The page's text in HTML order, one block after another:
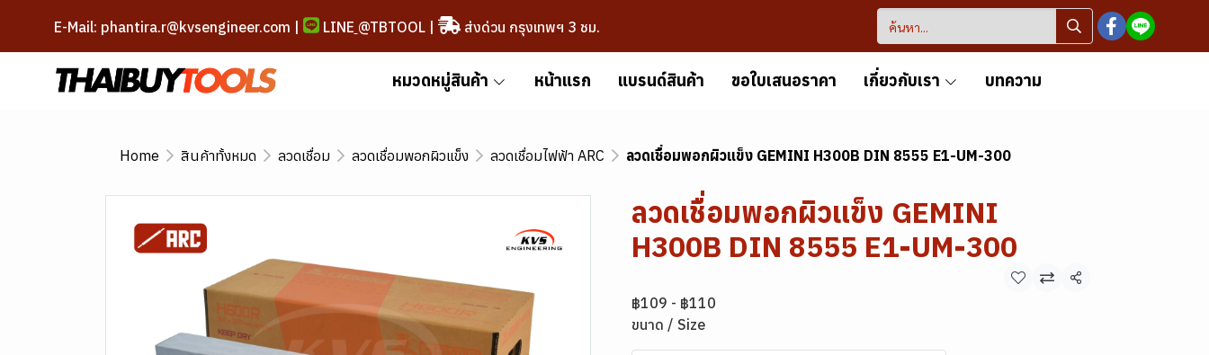
E-Mail: phantira.r@kvsengineer.com | LINE @TBTOOL| ส่งด่วน กรุงเทพฯ 3 ชม.
หมวดหมู่สินค้า หน้าแรก แบรนด์สินค้า ขอใบเสนอราคา เกี่ยวกับเรา บทความ
Home สินค้าทั้งหมด ลวดเชื่อม ลวดเชื่อมพอกผิวแข็ง ลวดเชื่อมไฟฟ้า ARC ลวดเชื่อมพอกผิวแข็ง GEMINI H300B DIN 8555 E1-UM-300
ลวดเชื่อมพอกผิวแข็ง GEMINI
H300B DIN 8555 E1-UM-300
แชร์
฿109 - ฿110
ขนาด / Size